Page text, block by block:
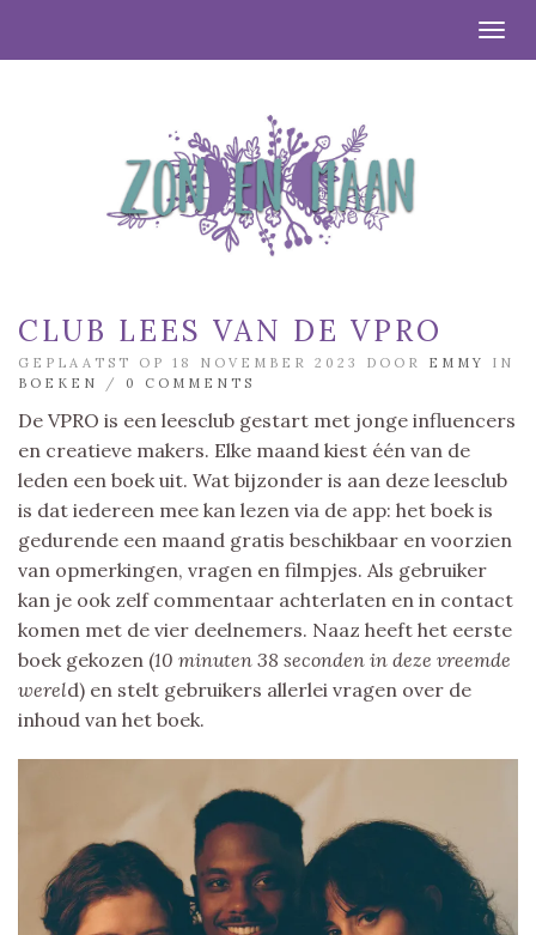
CLUB LEES VAN DE VPRO
GEPLAATST OP 18 NOVEMBER 2023 DOOR EMMY
IN
BOEKEN
/ 0 COMMENTS
De VPRO is een leesclub gestart met jonge influencers
en creatieve makers. Elke maand kiest één van de
leden een boek uit. Wat bijzonder is aan deze leesclub
is dat iedereen mee kan lezen via de app: het boek is
gedurende een maand gratis beschikbaar en voorzien
van opmerkingen, vragen en filmpjes. Als gebruiker
kan je ook zelf commentaar achterlaten en in contact
komen met de vier deelnemers. Naaz heeft het eerste
boek gekozen (10 minuten 38 seconden in deze vreemde
wereld) en stelt gebruikers allerlei vragen over de
inhoud van het boek.